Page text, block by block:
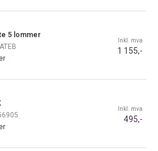
5 lommer
Inkl. mva
1 155,-
Inkl. mva
495,-